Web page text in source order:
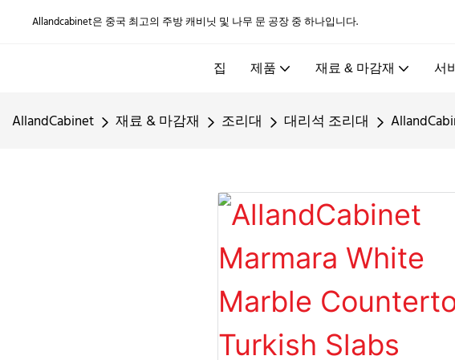
Allandcabinet은 중국 최고의 주방 캐비닛 및 나무 문 공장 중 하나입니다.
집 제품 재료 & 마감재 서
AllandCabinet 재료 & 마감재 조리대 대리석 조리대